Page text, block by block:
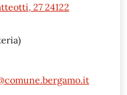
27 24122